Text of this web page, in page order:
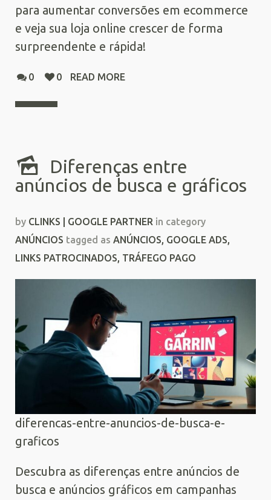
para aumentar conversões em ecommerce
e veja sua loja online crescer de forma
surpreendente e rápida!
0 0 READ MORE
Diferenças entre
anúncios de busca e gráficos
by CLINKS | GOOGLE PARTNER in category
ANÚNCIOS tagged as ANÚNCIOS, GOOGLE ADS,
LINKS PATROCINADOS, TRÁFEGO PAGO
diferencas-entre-anuncios-de-busca-e-
graficos
Descubra as diferenças entre anúncios de
busca e anúncios gráficos em campanhas